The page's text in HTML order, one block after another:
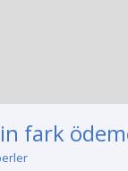
fark